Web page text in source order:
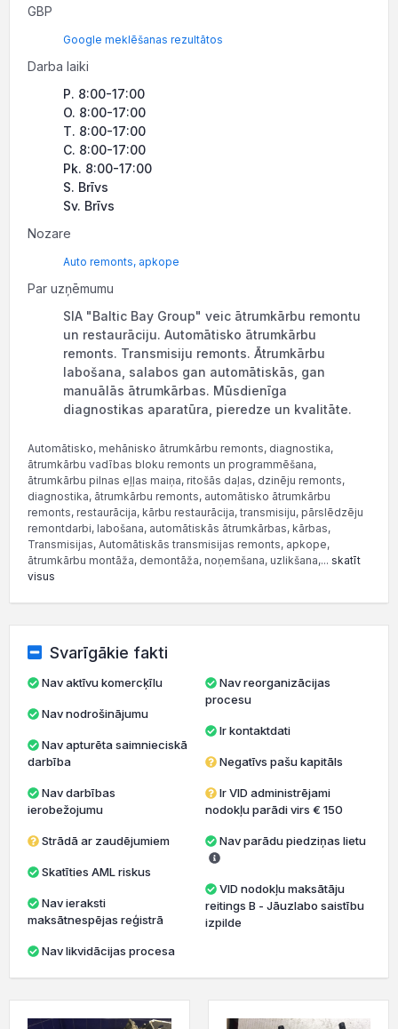
GBP
Google meklēšanas rezultātos
Darba laiki
P. 8:00-17:00
O. 8:00-17:00
T. 8:00-17:00
C. 8:00-17:00
Pk. 8:00-17:00
S. Brīvs
Sv. Brīvs
Nozare
Auto remonts, apkope
Par uzņēmumu
SIA "Baltic Bay Group" veic ātrumkārbu remontu
un restaurāciju. Automātisko ātrumkārbu
remonts. Transmisiju remonts. Ātrumkārbu
labošana, salabos gan automātiskās, gan
manuālās ātrumkārbas. Mūsdienīga
diagnostikas aparatūra, pieredze un kvalitāte.
Automātisko, mehānisko ātrumkārbu remonts, diagnostika,
ātrumkārbu vadības bloku remonts un programmēšana,
ātrumkārbu pilnas eļļas maiņa, ritošās daļas, dzinēju remonts,
diagnostika, ātrumkārbu remonts, automātisko ātrumkārbu
remonts, restaurācija, kārbu restaurācija, transmisiju, pārslēdzēju
remontdarbi, labošana, automātiskās ātrumkārbas, kārbas,
Transmisijas, Automātiskās transmisijas remonts, apkope,
ātrumkārbu montāža, demontāža, noņemšana, uzlikšana,... skatīt
visus
Svarīgākie fakti
Nav aktīvu komercķīlu
Nav nodrošinājumu
darbība
ierobežojumu
Strādā ar zaudējumiem
Skatīties AML riskus
maksātnespējas reģistrā
Nav likvidācijas procesa
Nav reorganizācijas
procesu
Ir kontaktdati
Negatīvs pašu kapitāls
Ir VID administrējami
nodokļu parādi virs € 150
Nav parādu piedziņas lietu
VID nodokļu maksātāju
reitings B - Jāuzlabo saistību
izpilde